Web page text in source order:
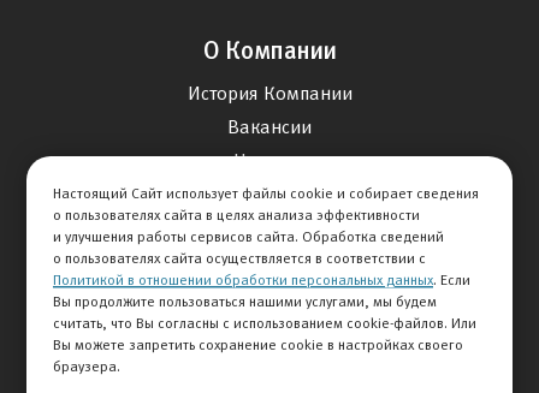
О Компании
История Компании
Вакансии
Новости
Карта сайта
Контакты
+7 495 292-60-60
Настоящий Сайт использует файлы cookie и собирает сведения
о пользователях сайта в целях анализа эффективности
и улучшения работы сервисов сайта. Обработка сведений
о пользователях сайта осуществляется в соответствии с
Политикой в отношении обработки персональных данных. Если
Вы продолжите пользоваться нашими услугами, мы будем
считать, что Вы согласны с использованием cookie-файлов. Или
Вы можете запретить сохранение cookie в настройках своего
браузера.